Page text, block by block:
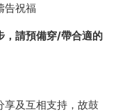
告祝福
，請預備穿/帶合適的
享及互相支持，故鼓